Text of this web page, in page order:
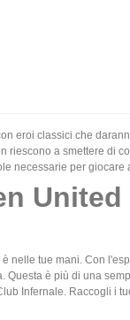
eroi classici che
a smettere di
necessarie per
United
nelle tue mani. Con
è più di una
Infernale. Raccogli i